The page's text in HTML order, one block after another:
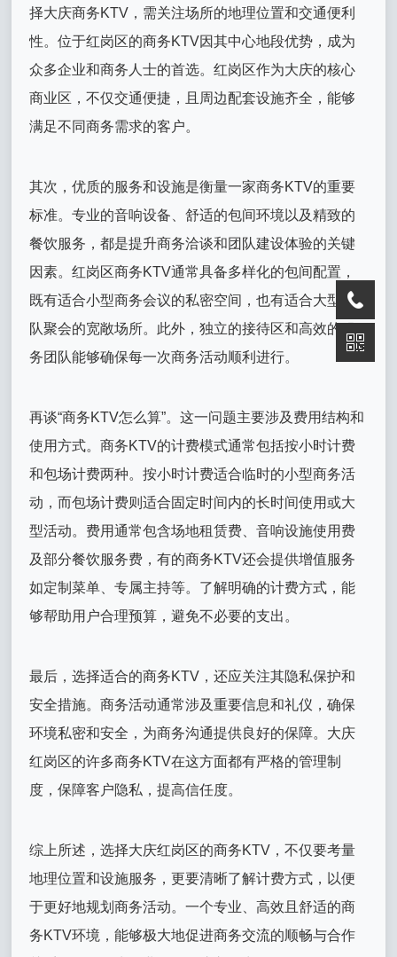
择大庆商务KTV，需关注场所的地理位置和交通便利
性。位于红岗区的商务KTV因其中心地段优势，成为
众多企业和商务人士的首选。红岗区作为大庆的核心
商业区，不仅交通便捷，且周边配套设施齐全，能够
满足不同商务需求的客户。
其次，优质的服务和设施是衡量一家商务KTV的重要
标准。专业的音响设备、舒适的包间环境以及精致的
餐饮服务，都是提升商务洽谈和团队建设体验的关键
因素。红岗区商务KTV通常具备多样化的包间配置，
既有适合小型商务会议的私密空间，也有适合大型团
队聚会的宽敞场所。此外，独立的接待区和高效的服
务团队能够确保每一次商务活动顺利进行。
再谈“商务KTV怎么算”。这一问题主要涉及费用结构和
使用方式。商务KTV的计费模式通常包括按小时计费
和包场计费两种。按小时计费适合临时的小型商务活
动，而包场计费则适合固定时间内的长时间使用或大
型活动。费用通常包含场地租赁费、音响设施使用费
及部分餐饮服务费，有的商务KTV还会提供增值服务
如定制菜单、专属主持等。了解明确的计费方式，能
够帮助用户合理预算，避免不必要的支出。
最后，选择适合的商务KTV，还应关注其隐私保护和
安全措施。商务活动通常涉及重要信息和礼仪，确保
环境私密和安全，为商务沟通提供良好的保障。大庆
红岗区的许多商务KTV在这方面都有严格的管理制
度，保障客户隐私，提高信任度。
综上所述，选择大庆红岗区的商务KTV，不仅要考量
地理位置和设施服务，更要清晰了解计费方式，以便
于更好地规划商务活动。一个专业、高效且舒适的商
务KTV环境，能够极大地促进商务交流的顺畅与合作